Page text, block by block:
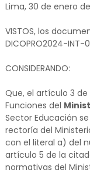
Lima, 30 de enero
VISTOS, los
DICOPRO2024-INT-
CONSIDERANDO:
Que, el artículo 3 de
Funciones del
Sector Educación
rectoría del
con el literal a) del
artículo 5 de la
normativas del